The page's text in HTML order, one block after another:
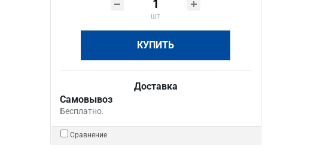
шт
КУПИТЬ
Доставка
Самовывоз
Бесплатно.
Сравнение